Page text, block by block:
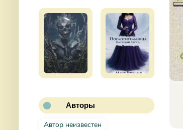
Авторы
Автор неизвестен